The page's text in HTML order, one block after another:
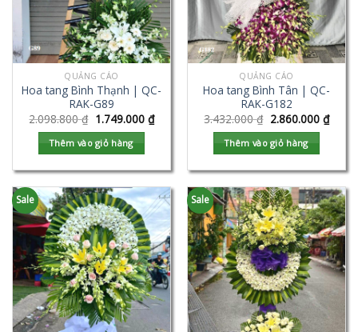
QUẢNG CÁO
Hoa tang Bình Thạnh | QC-
RAK-G89
2.098.800₫ 1.749.000 ₫
Thêm vào giỏ hàng
QUẢNG CÁO
Hoa tang Bình Tân | QC-
RAK-G182
3.432.000₫ 2.860.000 ₫
Thêm vào giỏ hàng
Sale Sale